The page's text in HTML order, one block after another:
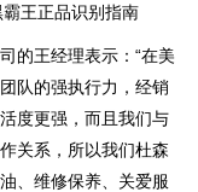
王正品识别指南
的王经理表示：“在美
队的强执行力，经销
度更强，而且我们与
关系，所以我们杜森
、维修保养、关爱服